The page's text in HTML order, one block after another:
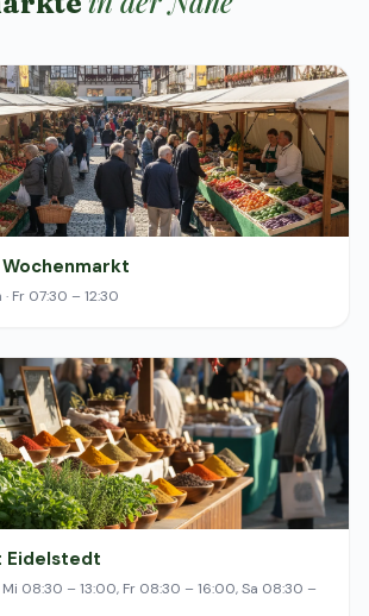
Fr 07:30 – 12:30
Eidelstedt
Mi 08:30 – 13:00, Fr 08:30 – 16:00, Sa 08:30 –